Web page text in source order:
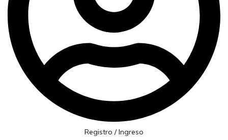
Registro / Ingreso